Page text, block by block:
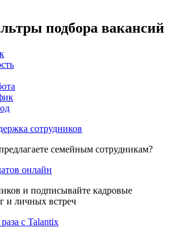
подбора вакансий
сотрудников
семейным сотрудникам?
онлайн
и подписывайте кадровые
и личных встреч
с Talantix